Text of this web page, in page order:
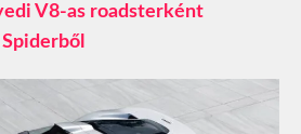
V8-as roadsterként